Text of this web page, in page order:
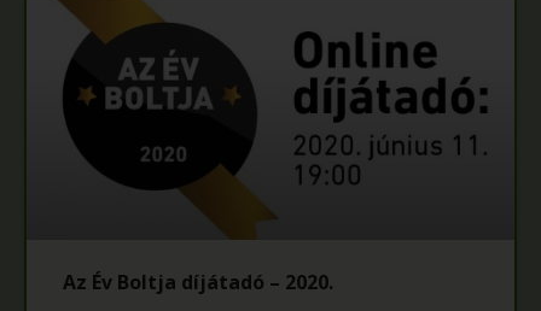
Az Év Boltja díjátadó – 2020.